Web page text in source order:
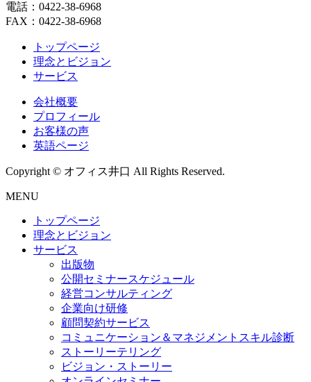
電話：0422-38-6968
FAX：0422-38-6968
トップページ
理念とビジョン
サービス
会社概要
プロフィール
お客様の声
英語ページ
Copyright © オフィス井口 All Rights Reserved.
MENU
トップページ
理念とビジョン
サービス
出版物
公開セミナースケジュール
経営コンサルティング
企業向け研修
顧問契約サービス
コミュニケーション＆マネジメントスキル診断
ストーリーテリング
ビジョン・ストーリー